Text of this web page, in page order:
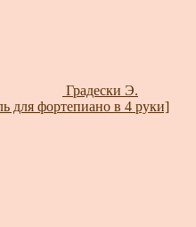
Градески Э.
фортепиано в 4 руки]